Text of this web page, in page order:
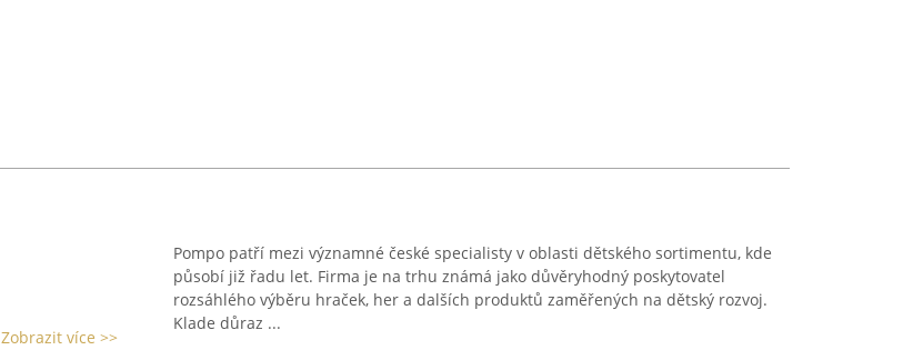
Zobrazit více >>
Pompo patří mezi významné české specialisty v oblasti dětského sortimentu, kde
působí již řadu let. Firma je na trhu známá jako důvěryhodný poskytovatel
rozsáhlého výběru hraček, her a dalších produktů zaměřených na dětský rozvoj.
Klade důraz ...